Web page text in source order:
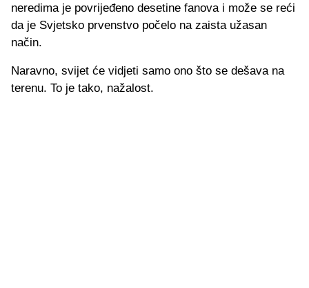
neredima je povrijeđeno desetine fanova i može se reći
da je Svjetsko prvenstvo počelo na zaista užasan
način.
Naravno, svijet će vidjeti samo ono što se dešava na
terenu. To je tako, nažalost.